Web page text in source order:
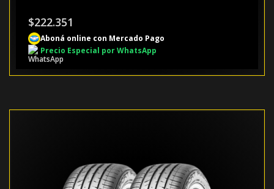
$222.351
Aboná online con Mercado Pago
Precio Especial por WhatsApp